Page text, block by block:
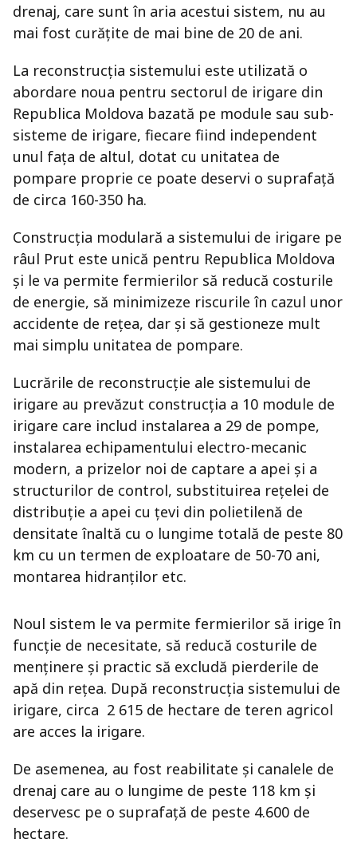
drenaj, care sunt în aria acestui sistem, nu au
mai fost curățite de mai bine de 20 de ani.
La reconstrucția sistemului este utilizată o
abordare noua pentru sectorul de irigare din
Republica Moldova bazată pe module sau sub-
sisteme de irigare, fiecare fiind independent
unul fața de altul, dotat cu unitatea de
pompare proprie ce poate deservi o suprafață
de circa 160-350 ha.
Construcția modulară a sistemului de irigare pe
râul Prut este unică pentru Republica Moldova
și le va permite fermierilor să reducă costurile
de energie, să minimizeze riscurile în cazul unor
accidente de rețea, dar și să gestioneze mult
mai simplu unitatea de pompare.
Lucrările de reconstrucție ale sistemului de
irigare au prevăzut construcția a 10 module de
irigare care includ instalarea a 29 de pompe,
instalarea echipamentului electro-mecanic
modern, a prizelor noi de captare a apei și a
structurilor de control, substituirea rețelei de
distribuție a apei cu țevi din polietilenă de
densitate înaltă cu o lungime totală de peste 80
km cu un termen de exploatare de 50-70 ani,
montarea hidranților etc.
Noul sistem le va permite fermierilor să irige în
funcție de necesitate, să reducă costurile de
menținere și practic să excludă pierderile de
apă din rețea. După reconstrucția sistemului de
irigare, circa 2 615 de hectare de teren agricol
are acces la irigare.
De asemenea, au fost reabilitate și canalele de
drenaj care au o lungime de peste 118 km și
deservesc pe o suprafață de peste 4.600 de
hectare.